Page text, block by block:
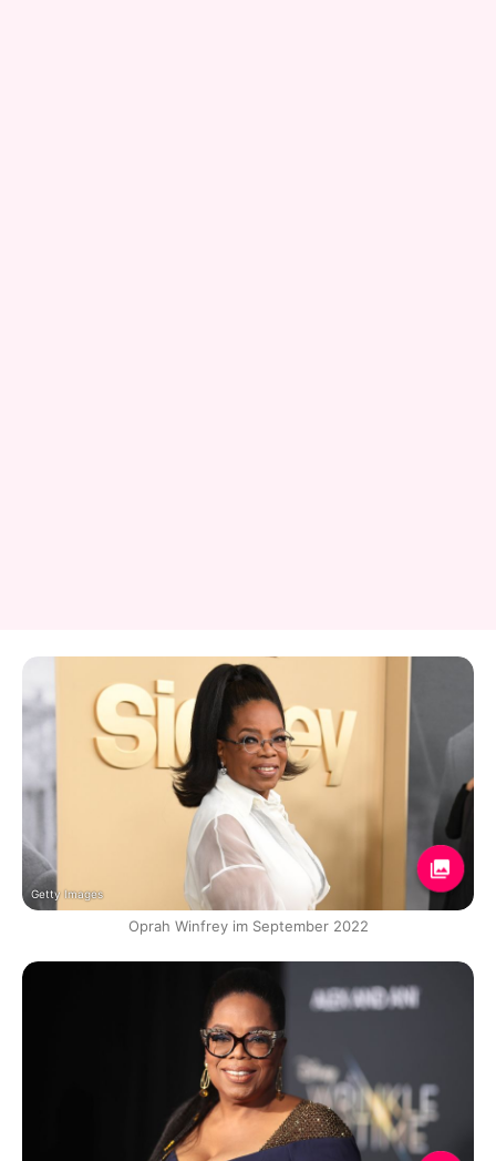
Getty Images
Oprah Winfrey im September 2022